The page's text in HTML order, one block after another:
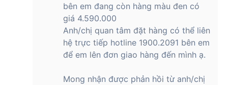
bên em đang còn hàng màu đen có
giá 4.590.000
Anh/chị quan tâm đặt hàng có thể liên
hệ trực tiếp hotline 1900.2091 bên em
để em lên đơn giao hàng đến mình ạ.
Mong nhận được phản hồi từ anh/chị